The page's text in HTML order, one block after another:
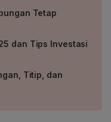
Tetap
dan Tips Investasi
Titip, dan